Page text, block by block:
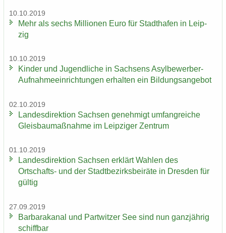
10.10.2019
Mehr als sechs Mil­lio­nen Euro für Stadt­ha­fen in Leip­
zig
10.10.2019
Kin­der und Ju­gend­li­che in Sach­sens Asylbewerber-​
Aufnahmeeinrichtungen er­hal­ten ein Bil­dungs­an­ge­bot
02.10.2019
Lan­des­di­rek­ti­on Sach­sen ge­neh­migt um­fang­rei­che
Gleis­bau­maß­nah­me im Leip­zi­ger Zen­trum
01.10.2019
Lan­des­di­rek­ti­on Sach­sen er­klärt Wah­len des
Ortschafts-​ und der Stadt­be­zirks­bei­rä­te in Dres­den für
gül­tig
27.09.2019
Bar­ba­ra­ka­nal und Part­wit­zer See sind nun ganz­jäh­rig
schiff­bar